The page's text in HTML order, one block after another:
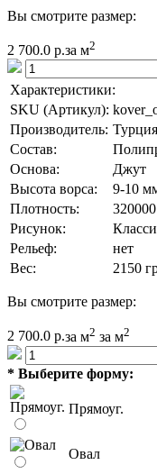
Вы смотрите размер:
2 700.0 р.за м2
Характеристики:
SKU (Артикул):
Производитель: Турция
Состав:
Основа:
Джут
Высота ворса:
9-10
Плотность:
Рисунок:
Рельеф:
нет
Вес:
2150
Вы смотрите размер:
2 700.0 р.за м2 за м2
* Выберите форму:
Прямоуг.
Овал